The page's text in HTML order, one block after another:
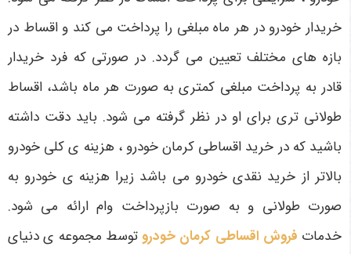
خریدار خودرو در هر ماه مبلغی را پرداخت می کند و اقساط در
بازه های مختلف تعیین می گردد. در صورتی که فرد خریدار
قادر به پرداخت مبلغی کمتری به صورت هر ماه باشد، اقساط
طولانی تری برای او در نظر گرفته می شود. باید دقت داشته
باشید که در خرید اقساطی کرمان خودرو ، هزینه ی کلی خودرو
بالاتر از خرید نقدی خودرو می باشد زیرا هزینه ی خودرو به
صورت طولانی و به صورت بازپرداخت وام ارائه می شود.
خدمات فروش اقساطی کرمان خودرو توسط مجموعه ی دنیای